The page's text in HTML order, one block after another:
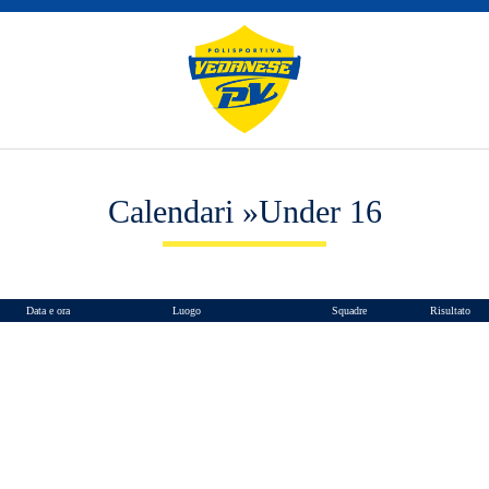
Calendari »Under 16
Data e ora Luogo Squadre Risultato